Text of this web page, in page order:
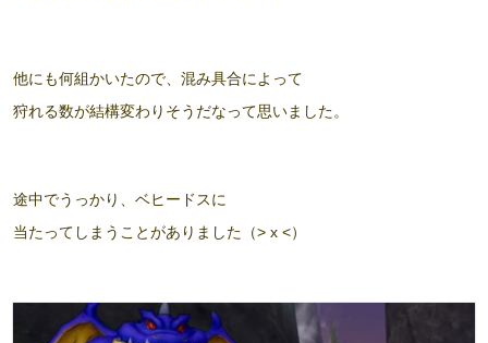
他にも何組かいたので、混み具合によって
狩れる数が結構変わりそうだなって思いました。
途中でうっかり、ベヒードスに
当たってしまうことがありました（> x <）